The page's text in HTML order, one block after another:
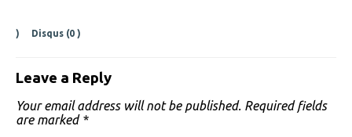
) Disqus (0 )
Leave a Reply
Your email address will not be published. Required fields
are marked *